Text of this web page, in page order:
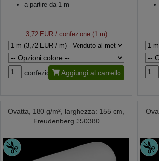
a partire da 1 m
3,72 EUR/ confezione (1 m)
confezione Aggiungi al carrello
Ovatta, 180 g/m², larghezza: 155 cm,
Freudenberg 350380